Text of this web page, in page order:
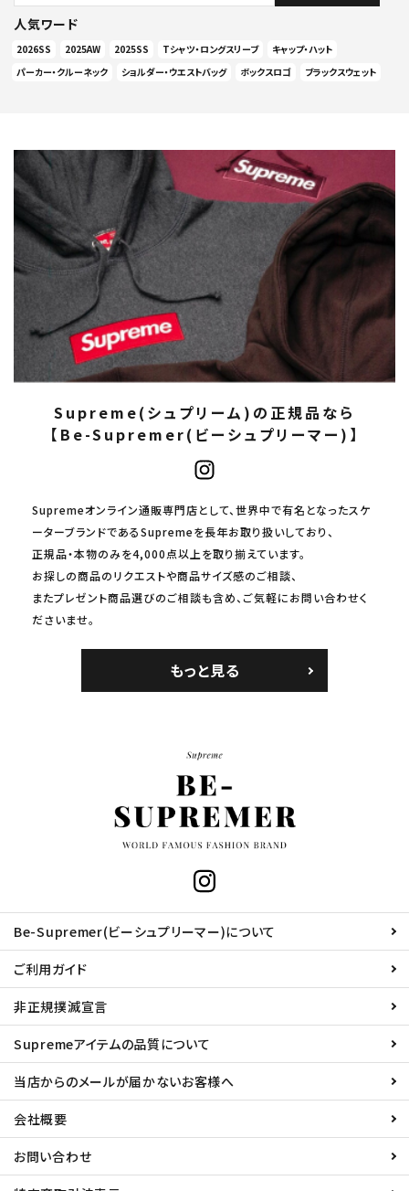
人気ワード
2026SS 2025AW 2025SS Tシャツ・ロングスリーブ
キャップ・ハット
パーカー・クルーネック
ショルダー・ウエストバッグ ボックスロゴ ブラックスウェット
Supreme(シュプリーム)の正規品なら
【Be-Supremer(ビーシュプリーマー)】
Supremeオンライン通販専門店として、世界中で有名となったスケ
ーターブランドであるSupremeを長年お取り扱いしており、
正規品・本物のみを4,000点以上を取り揃えています。
お探しの商品のリクエストや商品サイズ感のご相談、
またプレゼント商品選びのご相談も含め、ご気軽にお問い合わせく
ださいませ。
もっと見る
Be-Supremer(ビーシュプリーマー)について
ご利用ガイド
非正規撲滅宣言
Supremeアイテムの品質について
当店からのメールが届かないお客様へ
会社概要
お問い合わせ